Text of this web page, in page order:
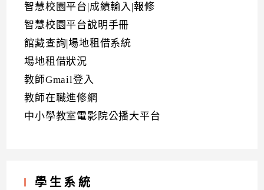
智慧校園平台|成績輸入|報修
智慧校園平台說明手冊
館藏查詢|場地租借系統
場地租借狀況
教師Gmail登入
教師在職進修網
中小學教室電影院公播大平台
學生系統